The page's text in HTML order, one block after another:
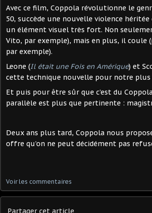
Avec ce film, Coppola révolutionne le
50, succède une nouvelle violence
un élément visuel très fort. Non
Vito, par exemple), mais en plus, il coule
par exemple).
Leone (Il était une Fois en Amérique) et
cette technique nouvelle pour notre plus
Et puis pour être sûr que c’est du
parallèle est plus que pertinente :
Deux ans plus tard, Coppola nous
offre qu’on ne peut décidément pas
Voir les commentaires
Partager cet article